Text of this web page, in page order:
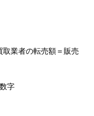
業者の転売額＝販売
字